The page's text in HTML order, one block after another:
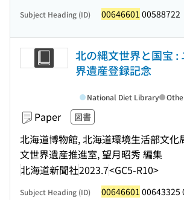
Subject Heading (ID) 00646601 00588722
北の縄文世界と国宝 :
界遺産登録記念
Paper 図書
北海道博物館, 北海道環境生活部文化
文世界遺産推進室, 望月昭秀 編集
北海道新聞社2023.7<GC5-R10>
National Diet Library
Subject Heading (ID) 00646601 00643325